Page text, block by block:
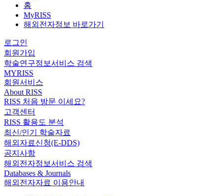
홈
MyRISS
해외전자정보 바로가기
로그인
회원가입
학술연구정보서비스 검색
MYRISS
회원서비스
About RISS
RISS 처음 방문 이세요?
고객센터
RISS 활용도 분석
최신/인기 학술자료
해외자료신청(E-DDS)
공지사항
해외전자정보서비스 검색
Databases & Journals
해외전자자료 이용안내